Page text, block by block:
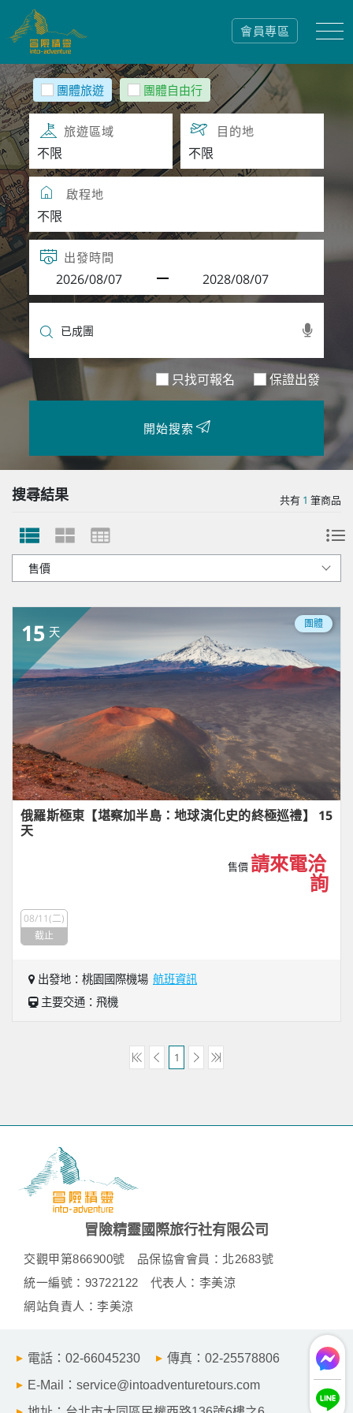
會員專區
團體旅遊 團體自由行
旅遊區域 目的地
啟程地
出發時間
只找可報名 保證出發
開始搜索
搜尋結果 共有 1 筆商品
15 天
團體
俄羅斯極東【堪察加半島：地球演化史的終極巡禮】 15
天
售價 請來電洽
詢
08/11(二)
截止
出發地：桃園國際機場 航班資訊
主要交通：飛機
1
冒險精靈國際旅行社有限公司
交觀甲第866900號
品保協會會員：北2683號
統一編號：93722122
代表人：李美涼
網站負責人：李美涼
電話：02-66045230
傳真：02-25578806
E-Mail：service@intoadventuretours.com